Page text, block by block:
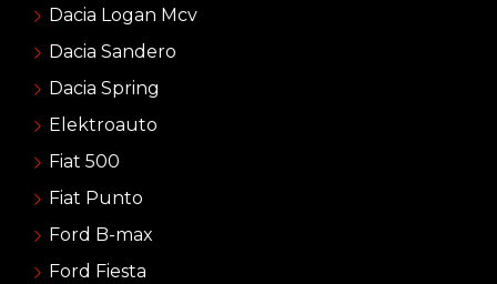
Dacia Logan Mcv
Dacia Sandero
Dacia Spring
Elektroauto
Fiat 500
Fiat Punto
Ford B-max
Ford Fiesta